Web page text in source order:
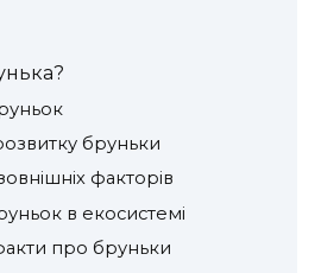
бруньки
факторів
в екосистемі
про бруньки